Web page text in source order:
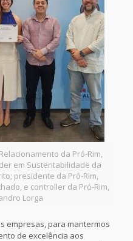
da Pró-Rim,
em Sustentabilidade da
presidente da Pró-Rim,
e controller da Pró-Rim,
Lorga
empresas, para mantermos
de excelência aos